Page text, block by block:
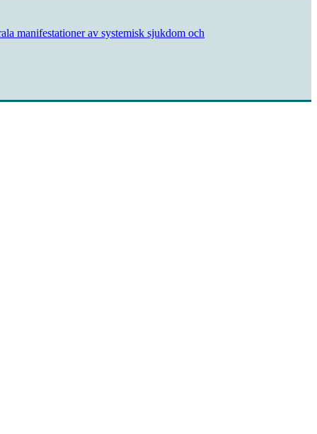
manifestationer av systemisk sjukdom och